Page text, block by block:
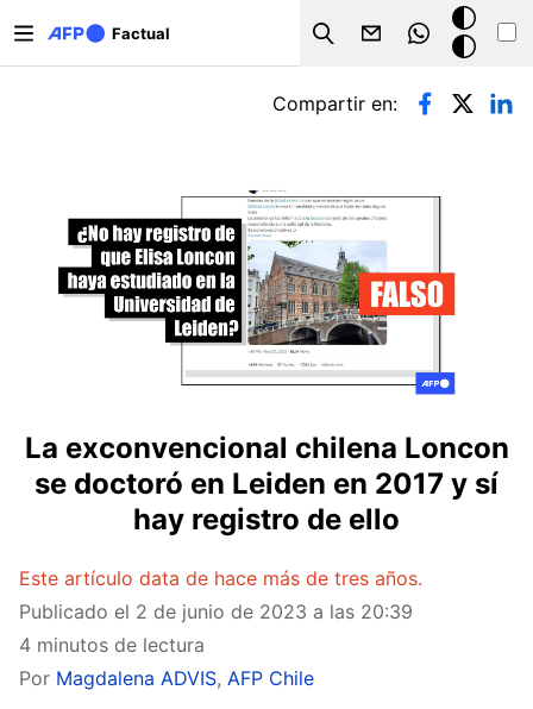
Factual
Search
Modo
oscuro
Solapas principales
Compartir en:
La exconvencional chilena Loncon
se doctoró en Leiden en 2017 y sí
hay registro de ello
Este artículo data de hace más de tres años.
Publicado el 2 de junio de 2023 a las 20:39
4 minutos de lectura
Por Magdalena ADVIS, AFP Chile